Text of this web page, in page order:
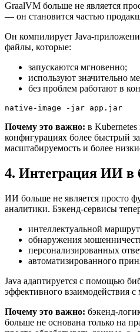
GraalVM больше не является
— он становится частью
Он компилирует Java-
файлы, которые:
запускаются мгновенно;
используют значительно
без проблем работают в
native-image -jar app.jar
Почему это важно: в
конфигурациях более быстрый
масштабируемость и более
4. Интеграция ИИ в
ИИ больше не является просто
аналитики. Бэкенд-сервисы
интеллектуальной
обнаружения
персонализированных
автоматизированного
Java адаптируется с помощью
эффективного взаимодействия
Почему это важно: бэкенд-
больше не основана только на